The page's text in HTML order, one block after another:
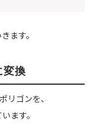
ます。
変換
リゴンを、
ます。